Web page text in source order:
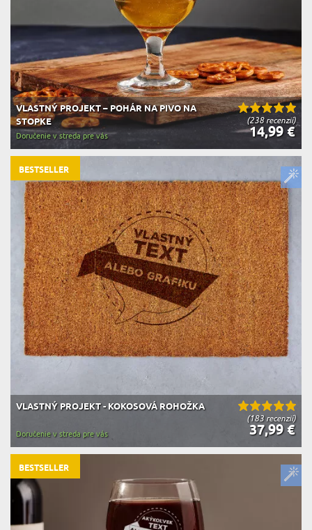
(238 recenzií)
VLASTNÝ PROJEKT – POHÁR NA PIVO NA
STOPKE
14,99 €
Doručenie v streda pre vás
(183 recenzií)
VLASTNÝ PROJEKT - KOKOSOVÁ ROHOŽKA
37,99 €
Doručenie v streda pre vás
BESTSELLER
BESTSELLER